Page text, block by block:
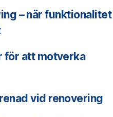
– när funktionalitet
för att motverka
vid renovering